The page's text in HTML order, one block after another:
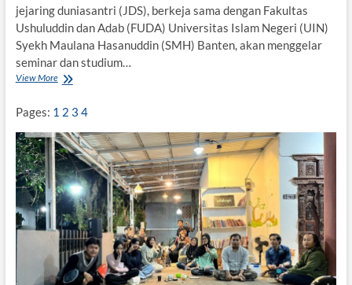
l
i
s
m
e
S
k
h
N
a
w
a
w
i
jejaring duniasantri (JDS), berkeja sama dengan Fakultas
Ushuluddin dan Adab (FUDA) Universitas Islam Negeri (UIN)
Syekh Maulana Hasanuddin (SMH) Banten, akan menggelar
seminar dan studium…
View MoreJ
d
a
n
U
I
N
B
a
n
t
n
Pages: 1 2 3 4